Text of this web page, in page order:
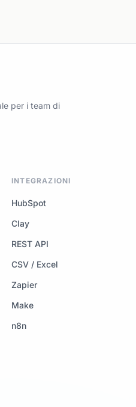
per i team di
INTEGRAZIONI
HubSpot
Clay
REST API
CSV / Excel
Zapier
Make
n8n